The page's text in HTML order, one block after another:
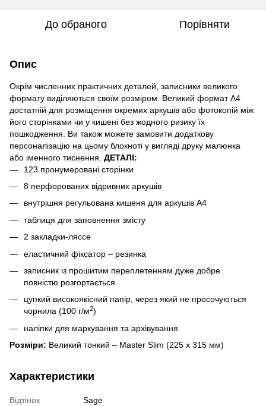
До обраного Порівняти
Опис
Окрім численних практичних деталей, записники великого
формату виділяються своїм розміром. Великий формат А4
достатній для розміщення окремих аркушів або фотокопій між
його сторінками чи у кишені без жодного ризику їх
пошкодження. Ви також можете замовити додаткову
персоналізацію на цьому блокноті у вигляді друку малюнка
або іменного тиснення. ДЕТАЛІ:
123 пронумеровані сторінки
8 перфорованих відривних аркушів
внутрішня регульована кишеня для аркушів А4
таблиця для заповнення змісту
2 закладки-ляссе
еластичний фіксатор – резинка
записник із прошитим переплетенням дуже добре
повністю розгортається
цупкий високоякісний папір, через який не просочуються
чорнила (100 г/м2)
наліпки для маркування та архівування
Розміри: Великий тонкий – Master Slim (225 x 315 мм)
Характеристики
Відтінок
Sage